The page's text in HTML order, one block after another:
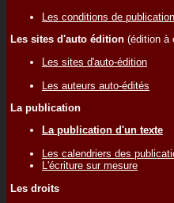
Les conditions de
Les sites d'auto édition (édition à
Les sites d'auto-édition
Les auteurs auto-édités
La publication
La publication d'un texte
Les calendriers des
L'écriture sur mesure
Les droits